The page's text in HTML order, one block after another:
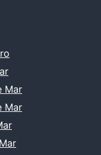
Mar
Mar